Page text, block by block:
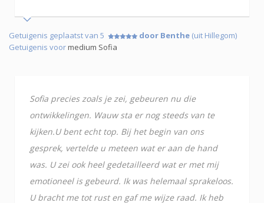
Getuigenis geplaatst van 5 door Benthe (uit Hillegom)
Getuigenis voormedium Sofia
Sofia precies zoals je zei, gebeuren nu die
ontwikkelingen. Wauw sta er nog steeds van te
kijken.U bent echt top. Bij het begin van ons
gesprek, vertelde u meteen wat er aan de hand
was. U zei ook heel gedetailleerd wat er met mij
emotioneel is gebeurd. Ik was helemaal sprakeloos.
U bracht me tot rust en gaf me wijze raad. Ik heb